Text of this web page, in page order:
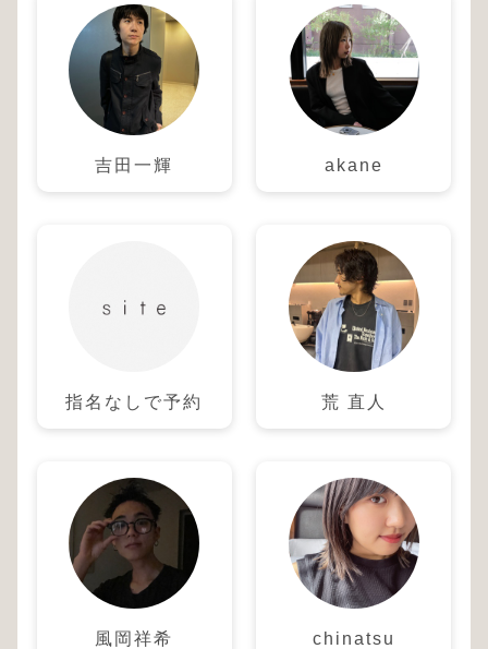
吉田一輝 akane
指名なしで予約 荒 直人
風岡祥希 chinatsu